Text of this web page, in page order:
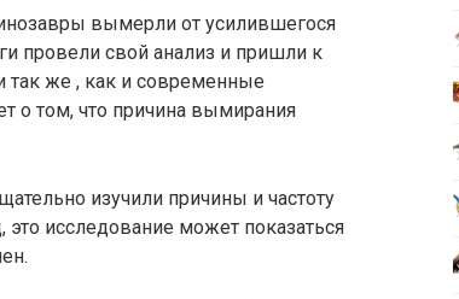
вымерли от усилившегося
провели свой анализ и пришли к
так же , как и современные
о том, что причина вымирания
изучили причины и частоту
исследование может показаться